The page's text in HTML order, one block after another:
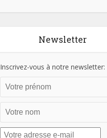
Newsletter
Inscrivez-vous à notre newsletter: